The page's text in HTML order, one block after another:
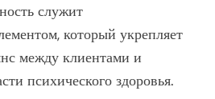
служит
который укрепляет
между клиентами и
психического здоровья.